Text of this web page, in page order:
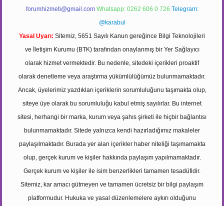
forumhizmeti@gmail.com Whatsapp: 0262 606 0 726 Telegram:
@karabul
Yasal Uyarı: Sitemiz, 5651 Sayılı Kanun gereğince Bilgi Teknolojileri
ve İletişim Kurumu (BTK) tarafından onaylanmış bir Yer Sağlayıcı
olarak hizmet vermektedir. Bu nedenle, sitedeki içerikleri proaktif
olarak denetleme veya araştırma yükümlülüğümüz bulunmamaktadır.
Ancak, üyelerimiz yazdıkları içeriklerin sorumluluğunu taşımakta olup,
siteye üye olarak bu sorumluluğu kabul etmiş sayılırlar. Bu internet
sitesi, herhangi bir marka, kurum veya şahıs şirketi ile hiçbir bağlantısı
bulunmamaktadır. Sitede yalnızca kendi hazırladığımız makaleler
paylaşılmaktadır. Burada yer alan içerikler haber niteliği taşımamakta
olup, gerçek kurum ve kişiler hakkında paylaşım yapılmamaktadır.
Gerçek kurum ve kişiler ile isim benzerlikleri tamamen tesadüfidir.
Sitemiz, kar amacı gütmeyen ve tamamen ücretsiz bir bilgi paylaşım
platformudur. Hukuka ve yasal düzenlemelere aykırı olduğunu